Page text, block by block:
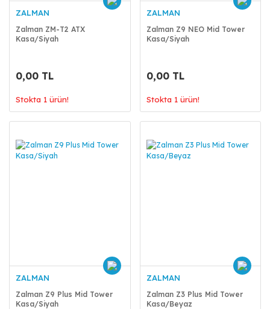
ZALMAN
Zalman ZM-T2 ATX
Kasa/Siyah
0,00 TL
Stokta 1 ürün!
ZALMAN
Zalman Z9 NEO Mid Tower
Kasa/Siyah
0,00 TL
Stokta 1 ürün!
ZALMAN
Zalman Z9 Plus Mid Tower
Kasa/Siyah
ZALMAN
Zalman Z3 Plus Mid Tower
Kasa/Beyaz